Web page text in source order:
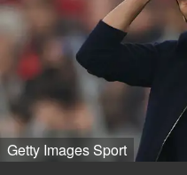
Getty Images Sport